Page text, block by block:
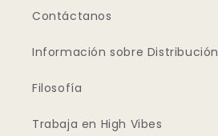
Contáctanos
Información sobre Distribución
Filosofía
Trabaja en High Vibes